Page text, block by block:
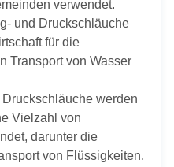
verwendet.
und Druckschläuche
für die
Transport von Wasser
werden
Vielzahl von
darunter die
von Flüssigkeiten.